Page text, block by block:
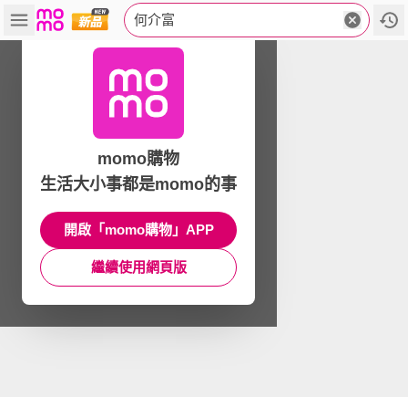
何介富
momo購物
生活大小事都是momo的事
開啟「momo購物」APP
繼續使用網頁版